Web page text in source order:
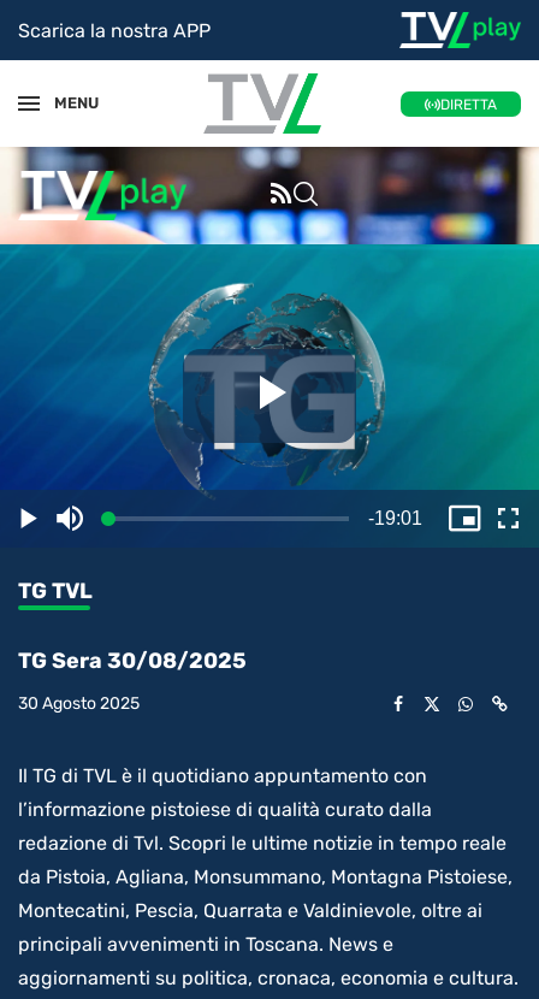
Scarica la nostra APP
MENU DIRETTA
il
PlayDisattiva
Caricato:
Tempo
-19:01
TG TVL
TG Sera 30/08/2025
30 Agosto 2025
Il TG di TVL è il quotidiano appuntamento con
l’informazione pistoiese di qualità curato dalla
redazione di Tvl. Scopri le ultime notizie in tempo reale
da Pistoia, Agliana, Monsummano, Montagna Pistoiese,
Montecatini, Pescia, Quarrata e Valdinievole, oltre ai
principali avvenimenti in Toscana. News e
aggiornamenti su politica, cronaca, economia e cultura.